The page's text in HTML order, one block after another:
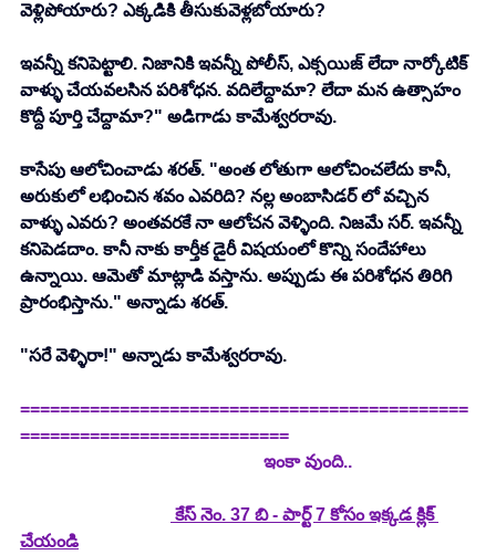
వెళ్లిపోయారు? ఎక్కడికి తీసుకువెళ్లబోయారు?
ఇవన్నీ కనిపెట్టాలి. నిజానికి ఇవన్నీ పోలీస్, ఎక్సయిజ్ లేదా నార్కోటిక్
వాళ్ళు చేయవలసిన పరిశోధన. వదిలేద్దామా? లేదా మన ఉత్సాహం
కొద్దీ పూర్తి చేద్దామా?" అడిగాడు కామేశ్వరరావు.
కాసేపు ఆలోచించాడు శరత్. "అంత లోతుగా ఆలోచించలేదు కానీ,
అరుకులో లభించిన శవం ఎవరిది? నల్ల అంబాసిడర్ లో వచ్చిన
వాళ్ళు ఎవరు? అంతవరకే నా ఆలోచన వెళ్ళింది. నిజమే సర్. ఇవన్నీ
కనిపెడదాం. కానీ నాకు కార్తీక డైరీ విషయంలో కొన్ని సందేహాలు
ఉన్నాయి. ఆమెతో మాట్లాడి వస్తాను. అప్పుడు ఈ పరిశోధన తిరిగి
ప్రారంభిస్తాను." అన్నాడు శరత్.
"సరే వెళ్ళిరా!" అన్నాడు కామేశ్వరరావు.
=============================================
===========================
ఇంకా వుంది..
కేస్ నెం. 37 బి - పార్ట్ 7 కోసం ఇక్కడ క్లిక్
చేయండి